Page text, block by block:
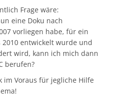
Frage wäre:
eine Doku nach
vorliegen habe, für ein
2010 entwickelt wurde und
wird, kann ich mich dann
berufen?
im Voraus für jegliche Hilfe